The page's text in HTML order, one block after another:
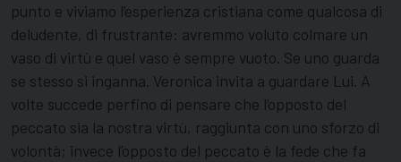
punto e viviamo l’esperienza cristiana come qualcosa di
deludente, di frustrante: avremmo voluto colmare un
vaso di virtù e quel vaso è sempre vuoto. Se uno guarda
se stesso si inganna. Veronica invita a guardare Lui. A
volte succede perfino di pensare che l’opposto del
peccato sia la nostra virtù, raggiunta con uno sforzo di
volontà; invece l’opposto del peccato è la fede che fa